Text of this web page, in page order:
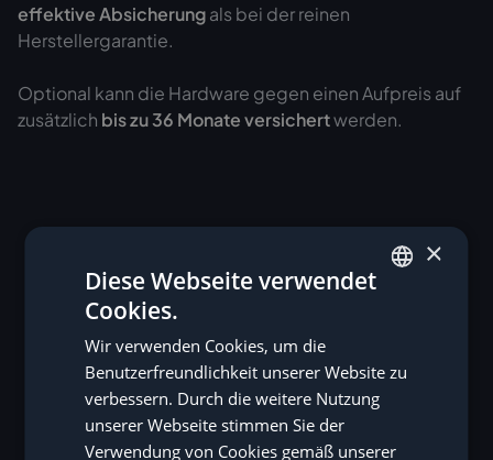
effektive Absicherungals bei der reinen
Herstellergarantie.
Optional kann die Hardware gegen einen Aufpreis auf
zusätzlich bis zu 36 Monate versichertwerden.
×
Diese Webseite verwendet
Cookies.
Wir verwenden Cookies, um die
Benutzerfreundlichkeit unserer Website zu
verbessern. Durch die weitere Nutzung
unserer Webseite stimmen Sie der
Verwendung von Cookies gemäß unserer